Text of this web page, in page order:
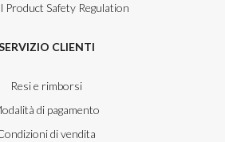
Product Safety Regulation
CLIENTI
Resi e rimborsi
di pagamento
di vendita